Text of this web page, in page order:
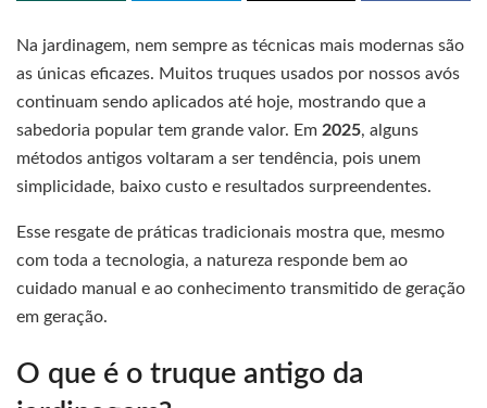
Na jardinagem, nem sempre as técnicas mais modernas são
as únicas eficazes. Muitos truques usados por nossos avós
continuam sendo aplicados até hoje, mostrando que a
sabedoria popular tem grande valor. Em 2025, alguns
métodos antigos voltaram a ser tendência, pois unem
simplicidade, baixo custo e resultados surpreendentes.
Esse resgate de práticas tradicionais mostra que, mesmo
com toda a tecnologia, a natureza responde bem ao
cuidado manual e ao conhecimento transmitido de geração
em geração.
O que é o truque antigo da